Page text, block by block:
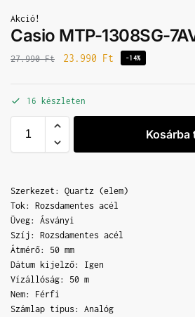
Akció!
Casio MTP-1308SG-
27.990Ft 23.990 Ft -14%
16 készleten
Kosárba
Szerkezet: Quartz (elem)
Tok: Rozsdamentes acél
Üveg: Ásványi
Szíj: Rozsdamentes acél
Átmérő: 50 mm
Dátum kijelző: Igen
Vízállóság: 50 m
Nem: Férfi
Számlap típus: Analóg